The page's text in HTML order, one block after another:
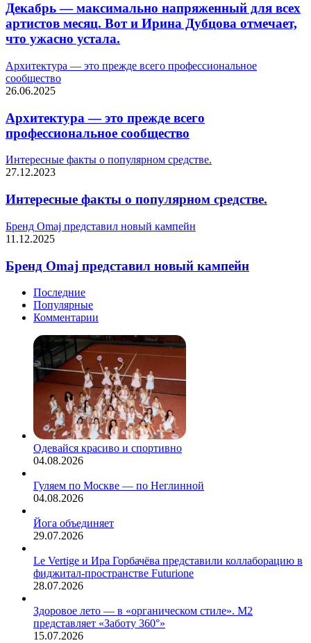
Декабрь — максимально напряженный для всех
артистов месяц. Вот и Ирина Дубцова отмечает,
что ужасно устала.
Архитектура — это прежде всего профессиональное
сообщество
26.06.2025
Архитектура — это прежде всего
профессиональное сообщество
Интересные факты о популярном средстве.
27.12.2023
Интересные факты о популярном средстве.
Бренд Omaj представил новый кампейн
11.12.2025
Бренд Omaj представил новый кампейн
Последние
Популярные
Комментарии
Одевайся красиво и спортивно
04.08.2026
Гуляем по Москве — по Неглинной
04.08.2026
Йога объединяет
29.07.2026
Le Vertige и Ира Горбачёва представили коллаборацию в
фиджитал-пространстве Futurione
28.07.2026
Здоровое лето — в «органическом стиле». М2
представляет «Заботу 360°»
15.07.2026